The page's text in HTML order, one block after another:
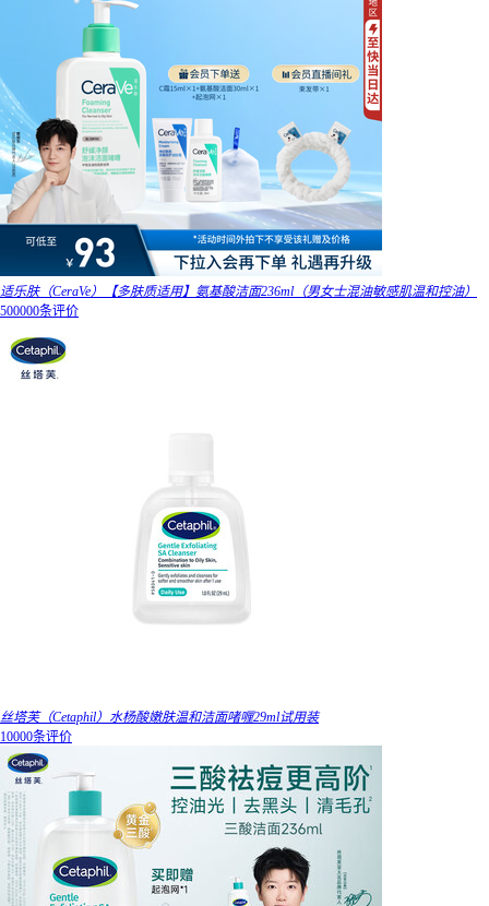
适乐肤（CeraVe）【多肤质适用】氨基酸洁面236ml（男女士混油敏感肌温和控油）
500000条评价
丝塔芙（Cetaphil）水杨酸嫩肤温和洁面啫喱29ml试用装
10000条评价